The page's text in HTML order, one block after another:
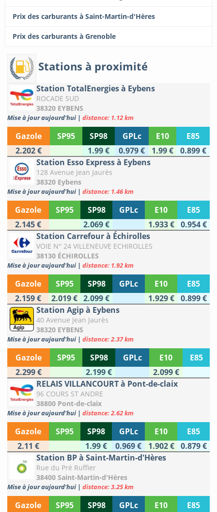
Prix des carburants à Saint-Martin-d'Hères
Prix des carburants à Grenoble
Stations à proximité
Station TotalEnergies à Eybens
ROCADE SUD
38320 EYBENS
Mise à jour aujourd'hui | distance: 1.12 km
Gazole SP95 SP98 GPLc E10
E85
2.202 €
1.99 € 0.979 € 1.99 €
0.899 €
Station Esso Express à Eybens
128 Avenue Jean Jaurès
38320 Eybens
Mise à jour aujourd'hui | distance: 1.46 km
Gazole SP95 SP98 GPLc E10
E85
2.145 €
2.069 € 1.933 €
0.954 €
Station Carrefour à Échirolles
VOIE N° 24 VILLENEUVE ECHIROLLES
38130 ÉCHIROLLES
Mise à jour aujourd'hui | distance: 1.92 km
Gazole SP95 SP98 GPLc E10
E85
2.159 €
2.019 € 2.099 € 1.929 €
0.899 €
Station Agip à Eybens
40 Avenue Jean Jaurès
38320 EYBENS
Mise à jour aujourd'hui | distance: 2.37 km
Gazole SP95 SP98 GPLc E10
E85
2.299 €
2.199 €
2.099 €
RELAIS VILLANCOURT à Pont-de-claix
96 COURS ST ANDRE
38800 Pont-de-claix
Mise à jour aujourd'hui | distance: 2.62 km
Gazole SP95 SP98 GPLc E10
E85
2.11 €
1.99 € 0.969 € 1.902 €
0.879 €
Station BP à Saint-Martin-d'Hères
Rue du Pré Ruffier
38400 Saint-Martin-d'Hères
Mise à jour aujourd'hui | distance: 3.25 km
Gazole SP95 SP98 GPLc E10
E85